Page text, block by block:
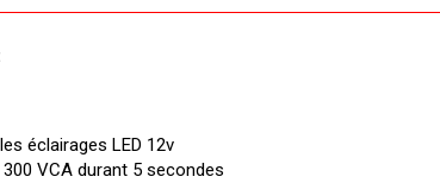
éclairages LED 12v
VCA durant 5 secondes